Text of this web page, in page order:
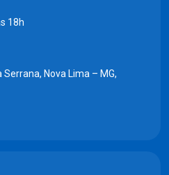
18h
Nova Lima – MG,